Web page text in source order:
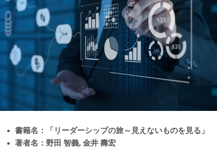
書籍名：「リーダーシップの旅～見えないものを見る」
著者名：野田 智義, 金井 壽宏